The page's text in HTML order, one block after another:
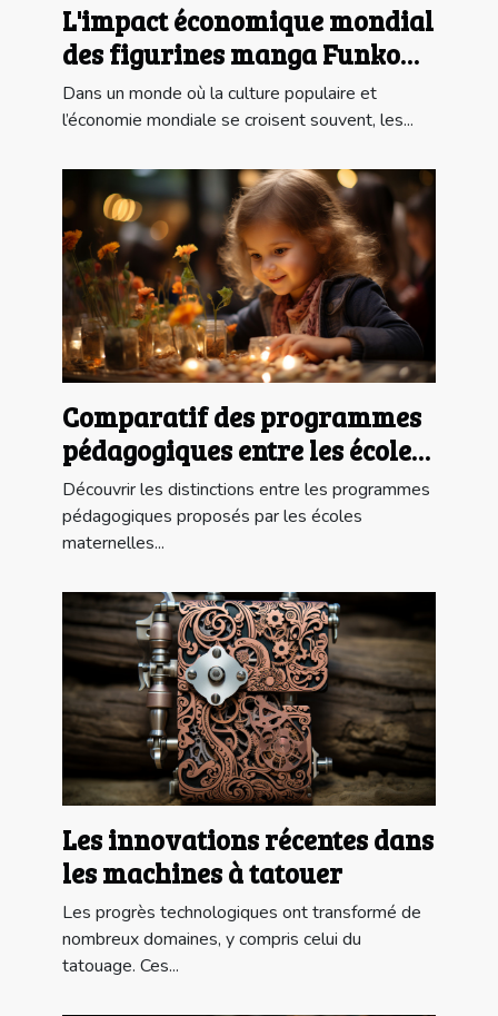
L'impact économique mondial
des figurines manga Funko
Pop
Dans un monde où la culture populaire et
l’économie mondiale se croisent souvent, les...
Comparatif des programmes
pédagogiques entre les écoles
maternelles publiques et
privées à Paris
Découvrir les distinctions entre les programmes
pédagogiques proposés par les écoles
maternelles...
Les innovations récentes dans
les machines à tatouer
Les progrès technologiques ont transformé de
nombreux domaines, y compris celui du
tatouage. Ces...